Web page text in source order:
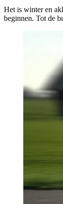
Het is winter en
beginnen. Tot de